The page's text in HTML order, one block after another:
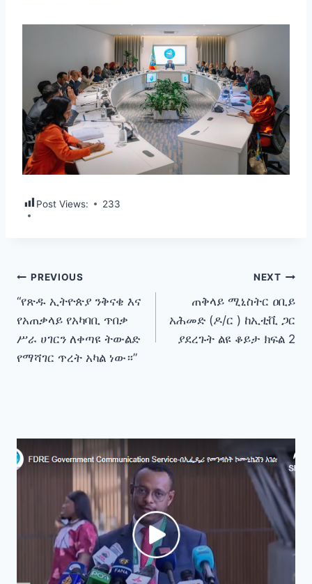
Post Views: 233
Post
navigation
PREVIOUS
“የጽዱ ኢትዮጵያ ንቅናቄ እና
የአጠቃላይ የአካባቢ ጥበቃ
ሥራ ሀገርን ለቀጣዩ ትውልድ
የማሻገር ጥረት አካል ነው።”
NEXT
ጠቅላይ ሚኒስትር ዐቢይ
አሕመድ (ዶ/ር ) ከኢቲቪ ጋር
ያደረጉት ልዩ ቆይታ ክፍል 2